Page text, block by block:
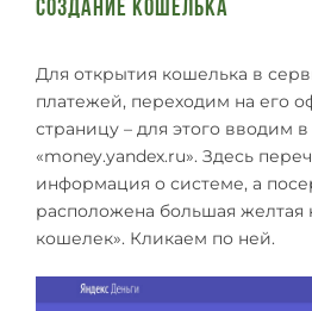
Создание кошелька
Для открытия кошелька в
платежей, переходим на его
страницу – для этого вводим
«money.yandex.ru». Здесь
информация о системе, а
расположена большая желтая
кошелек». Кликаем по ней.